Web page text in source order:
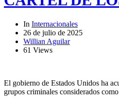
In Internacionales
26 de julio de 2025
Willian Aguilar
61 Views
El gobierno de Estados Unidos ha
grupos criminales considerados